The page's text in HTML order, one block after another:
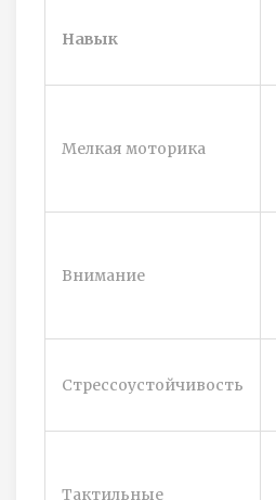
Навык
Мелкая моторика
Внимание
Стрессоустойчивость
Тактильные